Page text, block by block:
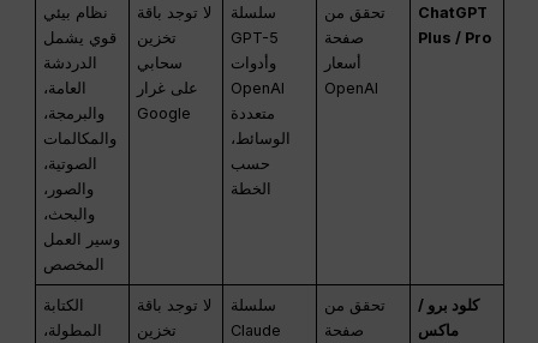
ChatGPT
Plus / Pro
تحقق من
صفحة
أسعار
OpenAI
سلسلة
GPT-5
وأدوات
OpenAI
متعددة
الوسائط،
حسب
الخطة
لا توجد باقة
تخزين
سحابي
على غرار
Google
نظام بيئي
قوي يشمل
الدردشة
العامة،
والبرمجة،
والمكالمات
الصوتية،
والصور،
والبحث،
وسير العمل
المخصص
كلود برو /
ماكس
تحقق من
صفحة
سلسلة
Claude
لا توجد باقة
تخزين
الكتابة
المطولة،